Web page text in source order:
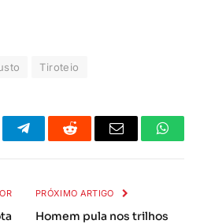
Tiroteio
TelegramaReddit
E-
PRÓXIMO ARTIGO
Homem pula nos trilhos